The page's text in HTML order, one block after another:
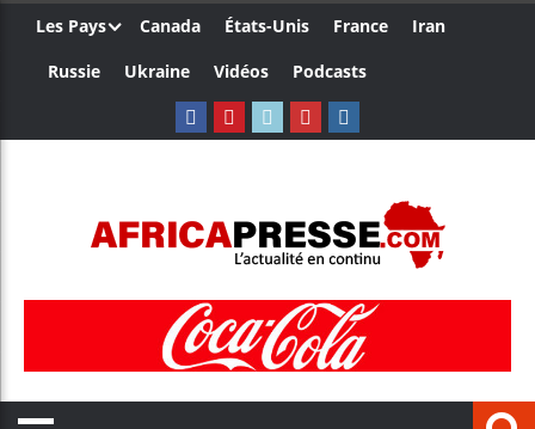
Les Pays Canada États-Unis France
Iran
Russie
Ukraine Vidéos Podcasts